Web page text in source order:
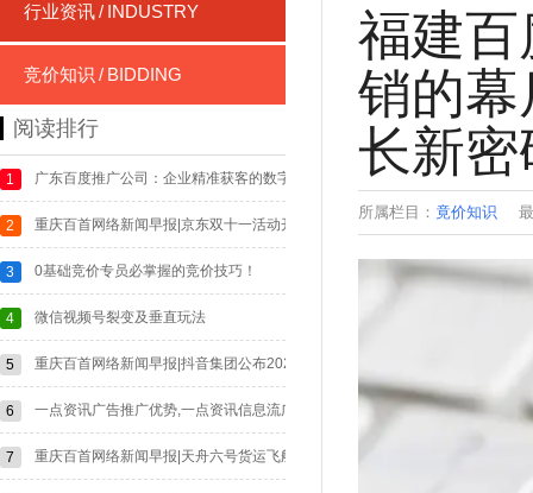
行业资讯/ INDUSTRY
竞价知识 / BIDDING
阅读排行
1 广东百度推广公司：企业精准获客的数字化引擎
2 重庆百首网络新闻早报|京东双十一活动开售1分钟，Apple成交额破10亿元;苹
3 0基础竞价专员必掌握的竞价技巧！
4 微信视频号裂变及垂直玩法
5 重庆百首网络新闻早报|抖音集团公布2024年上半年反舞弊通报;LVMH集团赞
6 一点资讯广告推广优势,一点资讯信息流广告优势是什么？
7 重庆百首网络新闻早报|天舟六号货运飞船发射任务取得圆满成功;天猫618官宣“
福建
销的
长新密
所属栏目： 竟价知识